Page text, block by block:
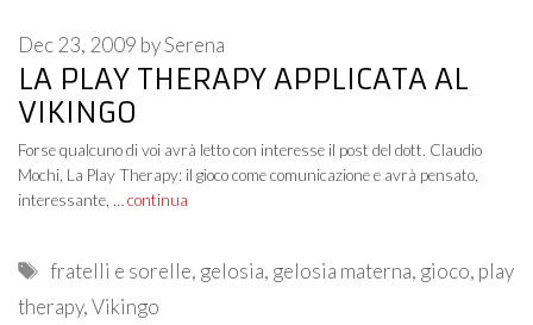
LA PLAY THERAPY APPLICATA AL
VIKINGO
Dec 23, 2009 bySerena
Forse qualcuno di voi avrà letto con interesse il post del dott. Claudio
Mochi, La Play Therapy: il gioco come comunicazione e avrà pensato,
interessante, … continua
Tags
fratelli e sorelle, gelosia, gelosia materna, gioco, play
therapy,Vikingo